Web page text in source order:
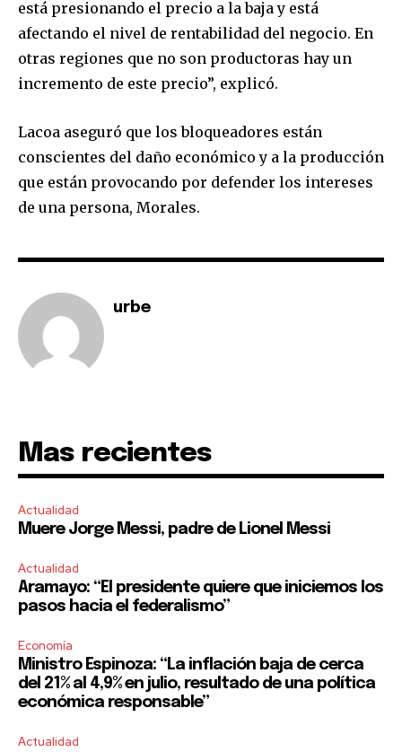
SUBSCRIBE
está presionando el precio a la baja y está
afectando el nivel de rentabilidad del negocio. En
otras regiones que no son productoras hay un
incremento de este precio”, explicó.
Lacoa aseguró que los bloqueadores están
conscientes del daño económico y a la producción
que están provocando por defender los intereses
de una persona, Morales.
urbe
Mas recientes
Actualidad
Muere Jorge Messi, padre de Lionel Messi
Actualidad
Aramayo: “El presidente quiere que iniciemos los
pasos hacia el federalismo”
Economía
Ministro Espinoza: “La inflación baja de cerca
del 21% al 4,9% en julio, resultado de una política
económica responsable”
Actualidad